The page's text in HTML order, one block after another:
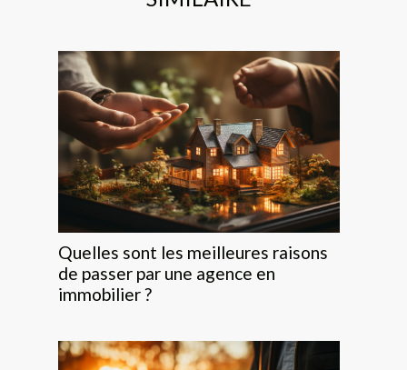
Quelles sont les meilleures raisons
de passer par une agence en
immobilier ?